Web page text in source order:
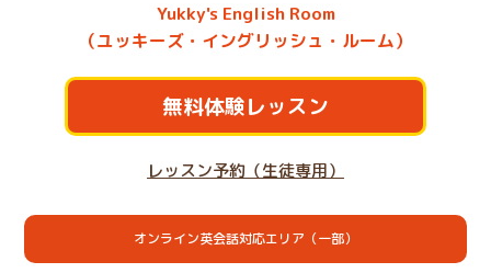
Yukky's English Room
（ユッキーズ・イングリッシュ・ルーム）
無料体験レッスン
レッスン予約（生徒専用）
オンライン英会話対応エリア（一部）